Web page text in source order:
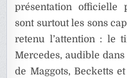
présentation officielle
sont surtout les sons
retenu l’attention : le
Mercedes, audible
de Maggots, Becketts